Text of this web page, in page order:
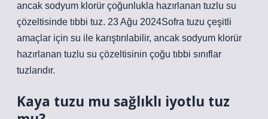
ancak sodyum klorür çoğunlukla hazırlanan tuzlu su
çözeltisinde tıbbi tuz. 23 Ağu 2024Sofra tuzu çeşitli
amaçlar için su ile karıştırılabilir, ancak sodyum klorür
hazırlanan tuzlu su çözeltisinin çoğu tıbbi sınıflar
tuzlarıdır.
Kaya tuzu mu sağlıklı iyotlu tuz